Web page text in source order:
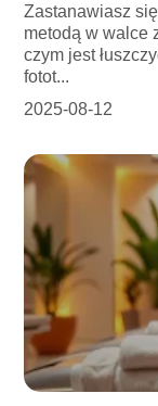
Zastanawiasz
metodą w walce
czym jest
fotot...
2025-08-12